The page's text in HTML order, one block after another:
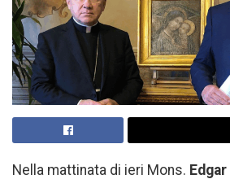
Nella mattinata di ieri Mons.